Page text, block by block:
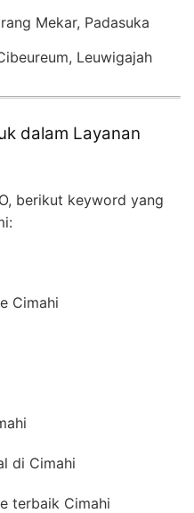
Mekar, Padasuka
Leuwigajah
dalam Layanan
berikut keyword yang
Cimahi
di Cimahi
terbaik Cimahi